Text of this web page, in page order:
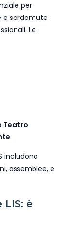
per
e sordomute
Le
Teatro
includono
assemblee, e
è